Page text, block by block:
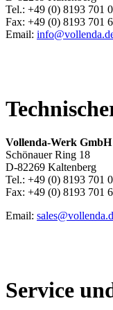
Tel.: +49 (0) 8193 701 0
Fax: +49 (0) 8193 701
Email:
Vollenda-Werk GmbH
Schönauer Ring 18
D-82269 Kaltenberg
Tel.: +49 (0) 8193 701 0
Fax: +49 (0) 8193 701
Email:
Service